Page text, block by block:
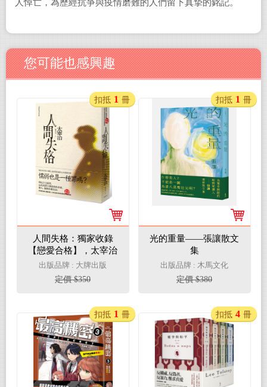
人悼亡，為歷經抗爭與疫情磨難的人們留下真摯的銘記。
您可能也感興趣
人間失格：獨家收錄
【戀愛合格】，太宰治
關於寂寞與愛情的人生
戀語
出版品牌 : 大牌出版
定價 $350
扣抵 1 冊
光的重量——張讓散文
集
出版品牌 : 木馬文化
定價 $380
扣抵 1 冊
扣抵 1 冊 扣抵 4 冊